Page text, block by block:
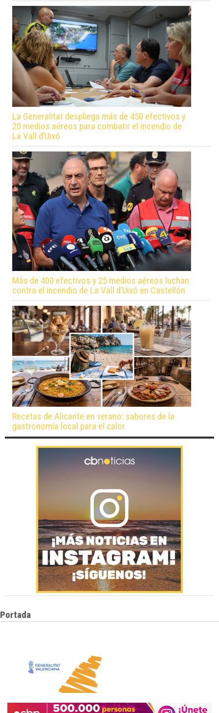
La Generalitat despliega más de 450 efectivos y
20 medios aéreos para combatir el incendio de
La Vall d’Uixó
Más de 400 efectivos y 25 medios aéreos luchan
contra el incendio de La Vall d’Uixó en Castellón
Recetas de Alicante en verano: sabores de la
gastronomía local para el calor
Portada